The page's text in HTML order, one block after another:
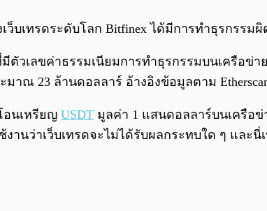
ว็บเทรดระดับโลก Bitfinex ได้มีการทำธุรกรรม
วเลขค่าธรรมเนียมการทำธุรกรรมบนเครือข่า
าณ 23 ล้านดอลลาร์ อ้างอิงข้อมูลตาม
อนเหรียญ USDT มูลค่า 1 แสนดอลลาร์บนเครือ
านว่าเว็บเทรดจะไม่ได้รับผลกระทบใด ๆ และ